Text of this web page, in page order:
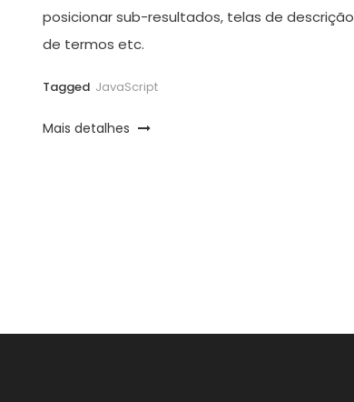
posicionar sub-resultados, telas de descrição
de termos etc.
Tagged JavaScript
Mais detalhes